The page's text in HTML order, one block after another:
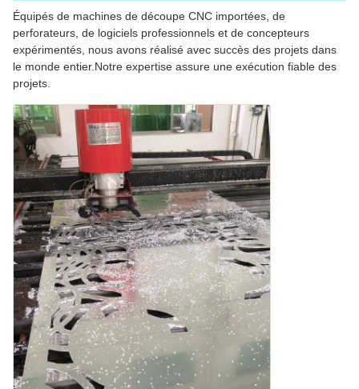
Équipés de machines de découpe CNC importées, de
perforateurs, de logiciels professionnels et de concepteurs
expérimentés, nous avons réalisé avec succès des projets dans
le monde entier.Notre expertise assure une exécution fiable des
projets.